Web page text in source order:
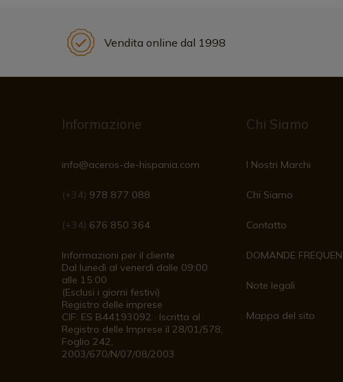
Vendita online dal 1998
Informazione
info@aceros-de-hispania.com
(+34) 978 877 088
(+34) 676 850 364
Informazioni per il cliente
Dal lunedì al venerdì dalle 09:00
alle 15:00
(Esclusi i giorni festivi)
Registro delle imprese
CIF: ES B44193092 · Iscritta al
Registro delle Imprese il 28/01/578,
Foglio 242,
2003/670/N/07/08/2003
Chi Siamo
I Nostri Marchi
Chi Siamo
Contatto
DOMANDE
Note legali
Mappa del sito